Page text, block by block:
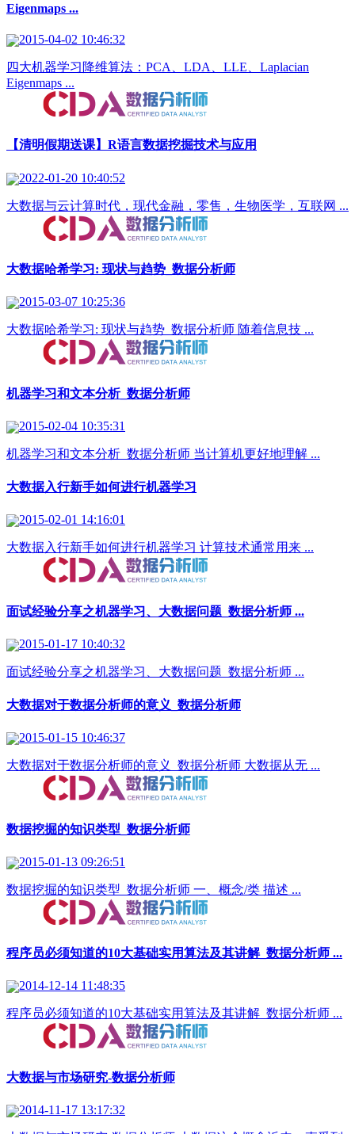
Eigenmaps ...
2015-04-02 10:46:32
四大机器学习降维算法：PCA、LDA、LLE、Laplacian
Eigenmaps ...
【清明假期送课】R语言数据挖掘技术与应用
2022-01-20 10:40:52
大数据与云计算时代，现代金融，零售，生物医学，互联网 ...
大数据哈希学习: 现状与趋势_数据分析师
2015-03-07 10:25:36
大数据哈希学习: 现状与趋势_数据分析师 随着信息技 ...
机器学习和文本分析_数据分析师
2015-02-04 10:35:31
机器学习和文本分析_数据分析师 当计算机更好地理解 ...
大数据入行新手如何进行机器学习
2015-02-01 14:16:01
大数据入行新手如何进行机器学习 计算技术通常用来 ...
面试经验分享之机器学习、大数据问题_数据分析师 ...
2015-01-17 10:40:32
面试经验分享之机器学习、大数据问题_数据分析师 ...
大数据对于数据分析师的意义_数据分析师
2015-01-15 10:46:37
大数据对于数据分析师的意义_数据分析师 大数据从无 ...
数据挖掘的知识类型_数据分析师
2015-01-13 09:26:51
数据挖掘的知识类型_数据分析师 一、概念/类 描述 ...
程序员必须知道的10大基础实用算法及其讲解_数据分析师 ...
2014-12-14 11:48:35
程序员必须知道的10大基础实用算法及其讲解_数据分析师 ...
大数据与市场研究-数据分析师
2014-11-17 13:17:32